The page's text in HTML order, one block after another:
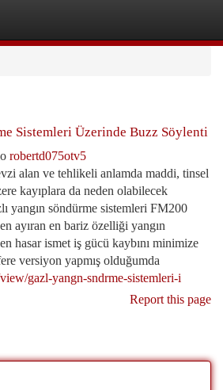
Sistemleri Üzerinde Buzz Söylenti
robertd075otv5
alan ve tehlikeli anlamda maddi, tinsel
kayıplara da neden olabilecek
yangın söndürme sistemleri FM200
ayıran en bariz özelliği yangın
hasar ismet iş gücü kaybını minimize
versiyon yapmış olduğumda
gazl-yangn-sndrme-sistemleri-i
Report this page